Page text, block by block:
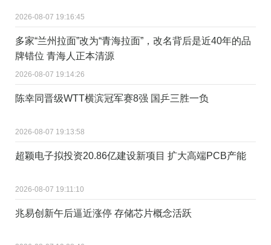
2026-08-07 19:16:45
多家“兰州拉面”改为“青海拉面”，改名背后是近40年的品
牌错位 青海人正本清源
2026-08-07 19:14:26
陈幸同晋级WTT横滨冠军赛8强 国乒三胜一负
2026-08-07 19:13:58
超颖电子拟投资20.86亿建设新项目 扩大高端PCB产能
2026-08-07 19:11:10
兆易创新午后逼近涨停 存储芯片概念活跃